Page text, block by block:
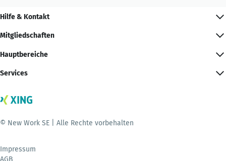
Hilfe & Kontakt
Mitgliedschaften
Hauptbereiche
Services
© New Work SE | Alle Rechte vorbehalten
Impressum
AGB